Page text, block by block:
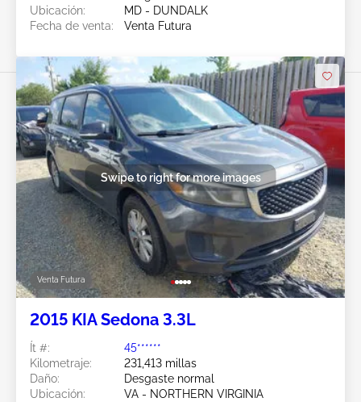
Ubicación:
MD - DUNDALK
Fecha de venta:
Venta Futura
Venta Futura
Swipe to right for more images
2015 KIA Sedona 3.3L
Ít #:
45******
Kilometraje:
231,413 millas
Daño:
Desgaste normal
Ubicación:
VA - NORTHERN VIRGINIA